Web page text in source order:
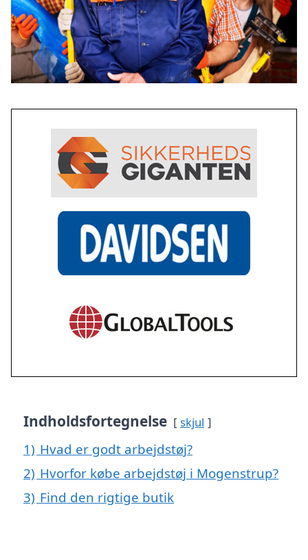
Indholdsfortegnelse skjul
1) Hvad er godt arbejdstøj?
2) Hvorfor købe arbejdstøj i Mogenstrup?
3) Find den rigtige butik